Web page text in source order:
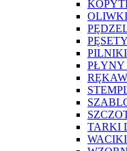
PĘSETY
PŁYNY
TARKI